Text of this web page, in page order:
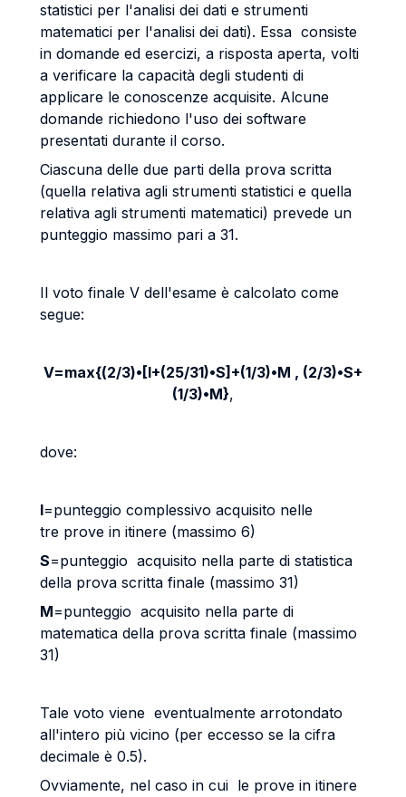
statistici per l'analisi dei dati e strumenti
matematici per l'analisi dei dati). Essa consiste
in domande ed esercizi, a risposta aperta, volti
a verificare la capacità degli studenti di
applicare le conoscenze acquisite. Alcune
domande richiedono l'uso dei software
presentati durante il corso.
Ciascuna delle due parti della prova scritta
(quella relativa agli strumenti statistici e quella
relativa agli strumenti matematici) prevede un
punteggio massimo pari a 31.
Il voto finale V dell'esame è calcolato come
segue:
V=max{(2/3)•[I+(25/31)•S]+(1/3)•M , (2/3)•S+
(1/3)•M},
dove:
I=punteggio complessivo acquisito nelle
tre prove in itinere (massimo 6)
S=punteggio acquisito nella parte di statistica
della prova scritta finale (massimo 31)
M=punteggio acquisito nella parte di
matematica della prova scritta finale (massimo
31)
Tale voto viene eventualmente arrotondato
all'intero più vicino (per eccesso se la cifra
decimale è 0.5).
Ovviamente, nel caso in cui le prove in itinere